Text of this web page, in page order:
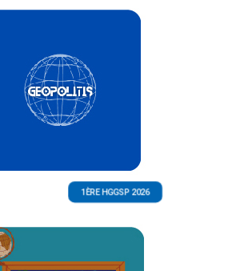
1ÈRE HGGSP 2026